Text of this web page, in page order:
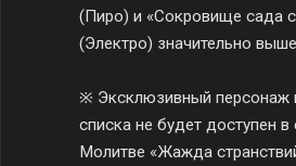
(Пиро) и «Сокровище сада
(Электро) значительно
※ Эксклюзивный персонаж
списка не будет доступен в
Молитве «Жажда